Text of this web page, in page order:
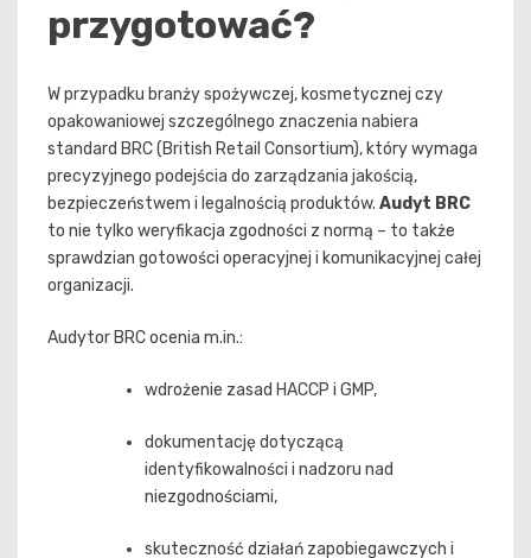
przygotować?
W przypadku branży spożywczej, kosmetycznej czy
opakowaniowej szczególnego znaczenia nabiera
standard BRC (British Retail Consortium), który wymaga
precyzyjnego podejścia do zarządzania jakością,
bezpieczeństwem i legalnością produktów. Audyt BRC
to nie tylko weryfikacja zgodności z normą – to także
sprawdzian gotowości operacyjnej i komunikacyjnej całej
organizacji.
Audytor BRC ocenia m.in.:
wdrożenie zasad HACCP i GMP,
dokumentację dotyczącą
identyfikowalności i nadzoru nad
niezgodnościami,
skuteczność działań zapobiegawczych i